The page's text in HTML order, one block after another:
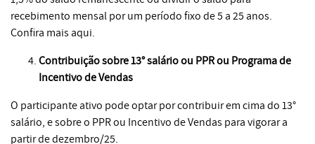
recebimento mensal por um período fixo de 5 a 25 anos.
Confira mais aqui.
Contribuição sobre 13° salário ou PPR ou Programa de
Incentivo de Vendas
O participante ativo pode optar por contribuir em cima do 13°
salário, e sobre o PPR ou Incentivo de Vendas para vigorar a
partir de dezembro/25.